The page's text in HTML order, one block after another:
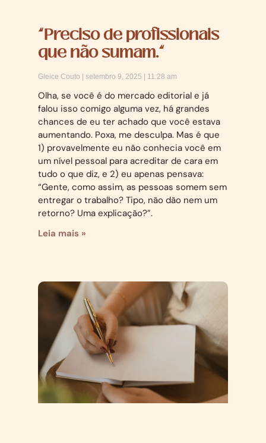
“Preciso de profissionais
que não sumam.”
Gleice Couto setembro 9, 2025 11:28 am
Olha, se você é do mercado editorial e já
falou isso comigo alguma vez, há grandes
chances de eu ter achado que você estava
aumentando. Poxa, me desculpa. Mas é que
1) provavelmente eu não conhecia você em
um nível pessoal para acreditar de cara em
tudo o que diz, e 2) eu apenas pensava:
“Gente, como assim, as pessoas somem sem
entregar o trabalho? Tipo, não dão nem um
retorno? Uma explicação?”.
Leia mais »